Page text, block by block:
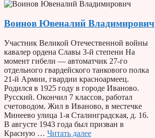
Воинов Ювеналий Владимирович
Участник Великой Отечественной войны
кавалер ордена Славы 3-й степени На
момент гибели — автоматчик 27-го
отдельного гвардейского танкового полка
21-й Армии, гвардии красноармеец.
Родился в 1925 году в городе Иваново.
Русский. Окончил 7 классов, работал
счетоводом. Жил в Иваново, в местечке
Минеево улица 1-я Сталинградская, д. 16.
В августе 1943 года был призван в
Красную … Читать далее